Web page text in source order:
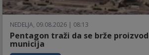
NEDELJA, 09.08.2026 | 08:13
Pentagon traži da se brže
municija